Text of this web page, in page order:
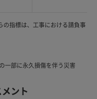
指標は、工事における請負事
一部に永久損傷を伴う災害
ント